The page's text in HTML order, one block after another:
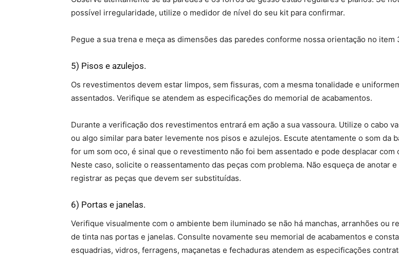
possível irregularidade, utilize o medidor de nível do seu kit para confirmar.
Pegue a sua trena e meça as dimensões das paredes conforme nossa orientação no item
5) Pisos e azulejos.
Os revestimentos devem estar limpos, sem fissuras, com a mesma tonalidade e
assentados. Verifique se atendem as especificações do memorial de acabamentos.
Durante a verificação dos revestimentos entrará em ação a sua vassoura. Utilize o cabo
ou algo similar para bater levemente nos pisos e azulejos. Escute atentamente o som da
for um som oco, é sinal que o revestimento não foi bem assentado e pode desplacar com
Neste caso, solicite o reassentamento das peças com problema. Não esqueça de anotar e
registrar as peças que devem ser substituídas.
6) Portas e janelas.
Verifique visualmente com o ambiente bem iluminado se não há manchas, arranhões ou
de tinta nas portas e janelas. Consulte novamente seu memorial de acabamentos e
esquadrias, vidros, ferragens, maçanetas e fechaduras atendem as especificações